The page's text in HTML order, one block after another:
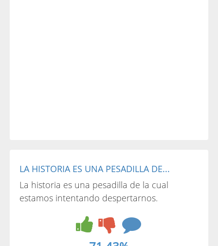
LA HISTORIA ES UNA PESADILLA DE...
La historia es una pesadilla de la cual
estamos intentando despertarnos.